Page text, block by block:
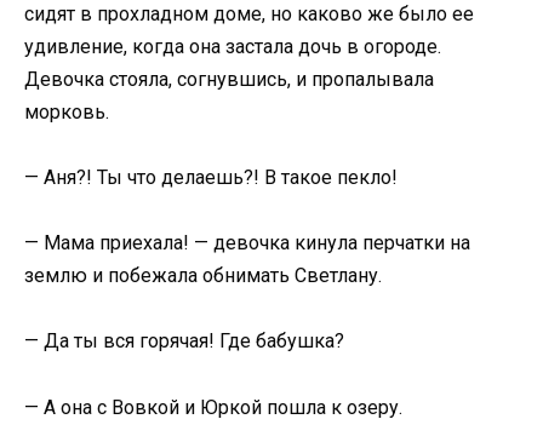
сидят в прохладном доме, но каково же было ее
удивление, когда она застала дочь в огороде.
Девочка стояла, согнувшись, и пропалывала
морковь.
— Аня?! Ты что делаешь?! В такое пекло!
— Мама приехала! — девочка кинула перчатки на
землю и побежала обнимать Светлану.
— Да ты вся горячая! Где бабушка?
— А она с Вовкой и Юркой пошла к озеру.